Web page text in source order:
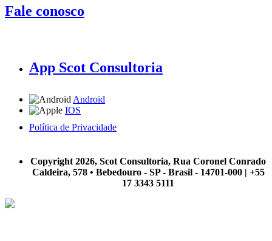
Fale conosco
App Scot Consultoria
Android
IOS
Política de Privacidade
Copyright 2026, Scot Consultoria, Rua Coronel Conrado
Caldeira, 578 • Bebedouro - SP - Brasil - 14701-000 | +55
17 3343 5111